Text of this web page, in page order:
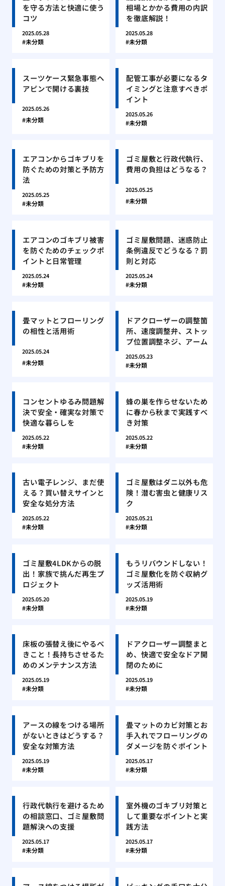
を守る方法と快適に使う
コツ
2025.05.28
未分類
相場とかかる費用の内訳
を徹底解説！
2025.05.28
未分類
スーツケース緊急事態ヘ
アピンで開ける裏技
2025.05.26
未分類
配管工事が必要になるタ
イミングと注意すべきポ
イント
2025.05.26
未分類
エアコンからゴキブリを
防ぐための対策と予防方
法
2025.05.25
未分類
ゴミ屋敷と行政代執行、
費用の負担はどうなる？
2025.05.25
未分類
エアコンのゴキブリ被害
を防ぐためのチェックポ
イントと日常管理
2025.05.24
未分類
ゴミ屋敷問題、迷惑防止
条例違反でどうなる？罰
則と対応
2025.05.24
未分類
畳マットとフローリング
の相性と活用術
2025.05.24
未分類
ドアクローザーの調整箇
所、速度調整弁、ストッ
プ位置調整ネジ、アーム
2025.05.23
未分類
コンセントゆるみ問題解
決で安全・確実な対策で
快適な暮らしを
2025.05.22
未分類
蜂の巣を作らせないため
に春から秋まで実践すべ
き対策
2025.05.22
未分類
古い電子レンジ、まだ使
える？買い替えサインと
安全な処分方法
2025.05.22
未分類
ゴミ屋敷はダニ以外も危
険！潜む害虫と健康リス
ク
2025.05.21
未分類
ゴミ屋敷4LDKからの脱
出！家族で挑んだ再生プ
ロジェクト
2025.05.20
未分類
もうリバウンドしない！
ゴミ屋敷化を防ぐ収納グ
ッズ活用術
2025.05.19
未分類
床板の張替え後にやるべ
きこと！長持ちさせるた
めのメンテナンス方法
2025.05.19
未分類
ドアクローザー調整まと
め、快適で安全なドア開
閉のために
2025.05.19
未分類
アースの線をつける場所
がないときはどうする？
安全な対策方法
2025.05.19
未分類
畳マットのカビ対策とお
手入れでフローリングの
ダメージを防ぐポイント
2025.05.17
未分類
行政代執行を避けるため
の相談窓口、ゴミ屋敷問
題解決への支援
2025.05.17
未分類
室外機のゴキブリ対策と
して重要なポイントと実
践方法
2025.05.17
未分類